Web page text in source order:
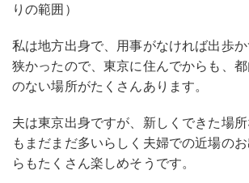
りの範囲）
私は地方出身で、用事がなければ出歩
狭かったので、東京に住んでからも、
のない場所がたくさんあります。
夫は東京出身ですが、新しくできた場
もまだまだ多いらしく夫婦での近場の
らもたくさん楽しめそうです。